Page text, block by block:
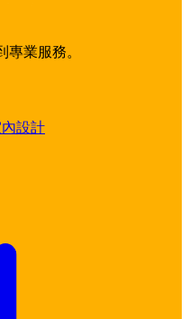
業服務。
設計